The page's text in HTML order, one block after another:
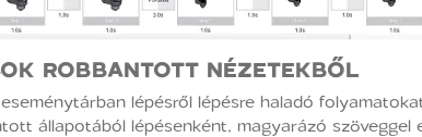
ROBBANTOTT NÉZETEKBŐL
lépésről lépésre haladó
állapotából lépésenként, magyarázó